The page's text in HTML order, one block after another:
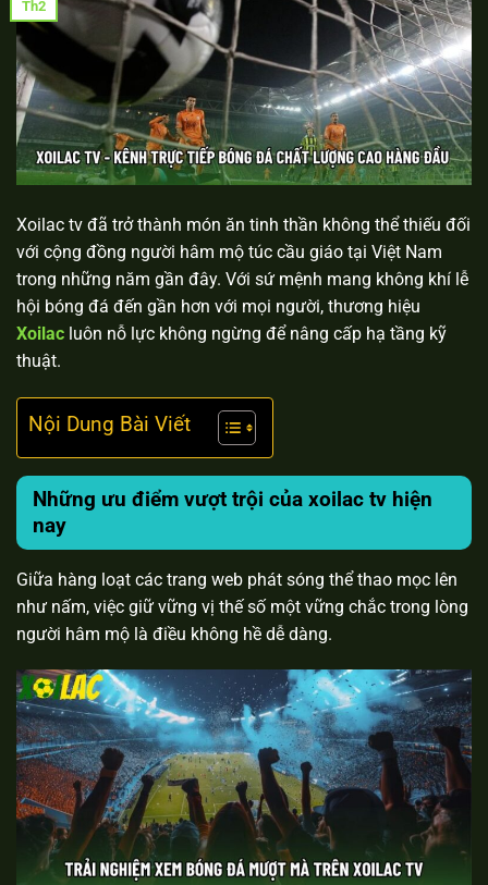
Th2
Xoilac tv đã trở thành món ăn tinh thần không thể thiếu đối
với cộng đồng người hâm mộ túc cầu giáo tại Việt Nam
trong những năm gần đây. Với sứ mệnh mang không khí lễ
hội bóng đá đến gần hơn với mọi người, thương hiệu
Xoilac luôn nỗ lực không ngừng để nâng cấp hạ tầng kỹ
thuật.
Nội Dung Bài Viết
Những ưu điểm vượt trội của xoilac tv hiện
nay
Giữa hàng loạt các trang web phát sóng thể thao mọc lên
như nấm, việc giữ vững vị thế số một vững chắc trong lòng
người hâm mộ là điều không hề dễ dàng.